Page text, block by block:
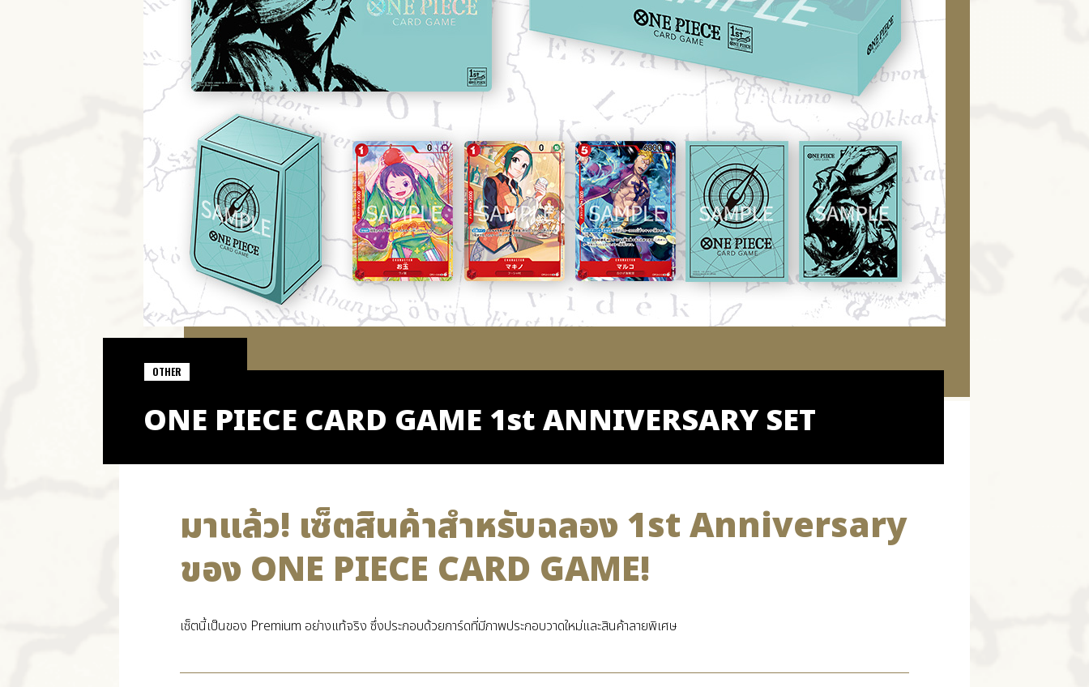
ONE PIECE CARD GAME 1st ANNIVERSARY SET
OTHER
มาแล้ว! เซ็ตสินค้าสำหรับฉลอง 1st Anniversary
ของ ONE PIECE CARD GAME!
เซ็ตนี้เป็นของ Premium อย่างแท้จริง ซึ่งประกอบด้วยการ์ดที่มีภาพประกอบวาดใหม่และสินค้าลายพิเศษ